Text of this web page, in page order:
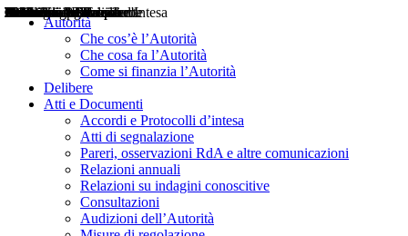
Autorità
Che cos’è l’Autorità
Che cosa fa l’Autorità
Come si finanzia l’Autorità
Delibere
Atti e Documenti
Accordi e Protocolli d’intesa
Atti di segnalazione
Pareri, osservazioni RdA e altre comunicazioni
Relazioni annuali
Relazioni su indagini conoscitive
Consultazioni
Audizioni dell’Autorità
Delibere
Pareri
Consultazioni
Audizioni
Atti di Segnalazione
Accordi e Protocolli d'Intesa
Relazioni annuali
Misure di regolazione
Notizie
Comunicati Stampa
Bollettini ART
Convegni ART
Interviste del Presidente
Articoli in primo piano
Interventi del Presidente
2004
2005
2010
2013
2014
2015
2016
2017
2018
2019
202
2020
2021
2022
2023
2024
2025
2026
Aereo
Marittimo
Terrestre